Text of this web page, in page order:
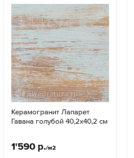
Керамогранит Лапарет
Гавана голубой 40,2x40,2 см
1'590 р./м2